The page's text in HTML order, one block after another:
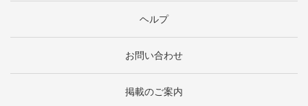
ヘルプ
お問い合わせ
掲載のご案内